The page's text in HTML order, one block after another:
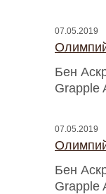
07.05.2019
Бен
Grapple
07.05.2019
Бен
Grapple